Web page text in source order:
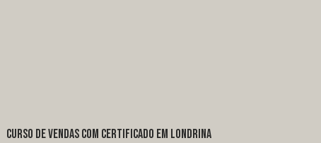
curso de vendas com certificado em Londrina